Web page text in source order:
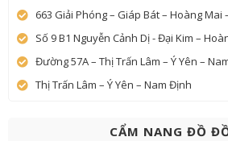
663 Giải Phóng – Giáp Bát – Hoàng Mai
Số 9 B1 Nguyễn Cảnh Dị - Đại Kim –
Đường 57A – Thị Trấn Lâm – Ý Yên –
Thị Trấn Lâm – Ý Yên – Nam Định
CẨM NANG ĐỒ